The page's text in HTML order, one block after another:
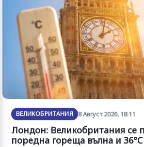
ВЕЛИКОБРИТАНИЯ 8 Август 2026, 18:11
Лондон: Великобритания се
поредна гореща вълна и 36°C